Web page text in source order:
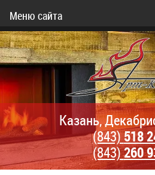
Меню сайта
Казань,
(843)518
(843)260